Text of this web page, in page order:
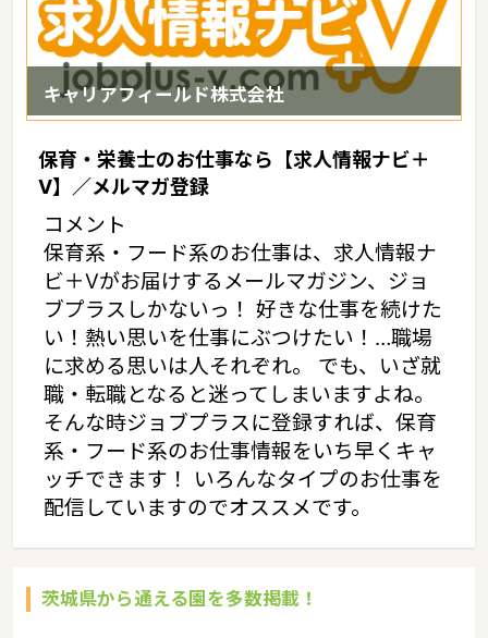
キャリアフィールド株式会社
保育・栄養士のお仕事なら【求人情報ナビ＋
V】／メルマガ登録
コメント
保育系・フード系のお仕事は、求人情報ナ
ビ＋Vがお届けするメールマガジン、ジョ
ブプラスしかないっ！ 好きな仕事を続けた
い！熱い思いを仕事にぶつけたい！…職場
に求める思いは人それぞれ。 でも、いざ就
職・転職となると迷ってしまいますよね。
そんな時ジョブプラスに登録すれば、保育
系・フード系のお仕事情報をいち早くキャ
ッチできます！ いろんなタイプのお仕事を
配信していますのでオススメです。
茨城県から通える園を多数掲載！